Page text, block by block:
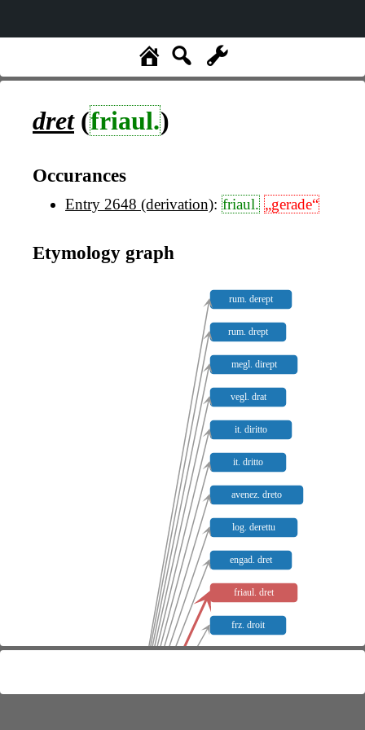
dret(friaul.)
Occurances
Entry 2648 (derivation): friaul. „gerade“
Etymology graph
rum. derept
rum. drept
megl. dirept
vegl. drat
it. diritto
it. dritto
avenez. dreto
log. derettu
engad. dret
friaul. dret
frz. droit